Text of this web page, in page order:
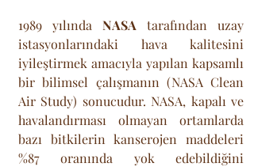
1989 yılında NASA tarafından uzay
istasyonlarındaki hava kalitesini
iyileştirmek amacıyla yapılan kapsamlı
bir bilimsel çalışmanın (NASA Clean
Air Study) sonucudur. NASA, kapalı ve
havalandırması olmayan ortamlarda
bazı bitkilerin kanserojen maddeleri
%87 oranında yok edebildiğini